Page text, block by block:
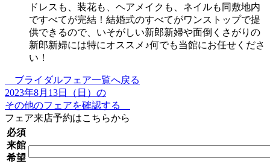
ドレスも、装花も、ヘアメイクも、ネイルも同敷地内
ですべてが完結！結婚式のすべてがワンストップで提
供できるので、いそがしい新郎新婦や面倒くさがりの
新郎新婦には特にオススメ♪何でも当館にお任せくださ
い！
ブライダルフェア一覧へ戻る
2023年8月13日（日）の
その他のフェアを確認する
フェア来店予約はこちらから
必須
来館
希望